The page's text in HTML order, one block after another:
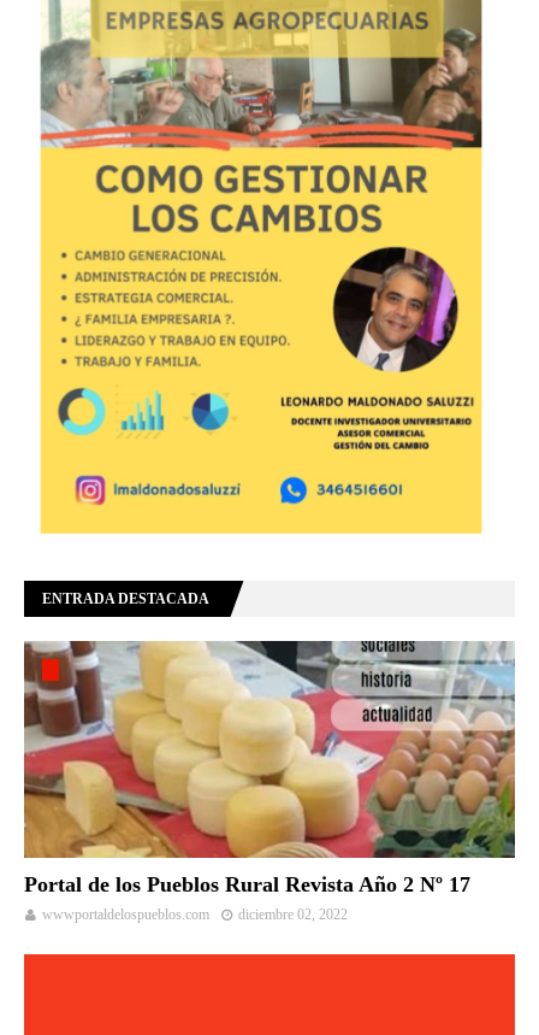
ENTRADA DESTACADA
Portal de los Pueblos Rural Revista Año 2 Nº 17
wwwportaldelospueblos.com diciembre 02, 2022